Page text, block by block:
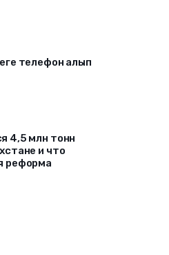
телефон алып
4,5 млн тонн
и что
реформа